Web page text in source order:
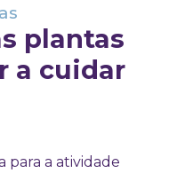
plantas
a cuidar
para a atividade